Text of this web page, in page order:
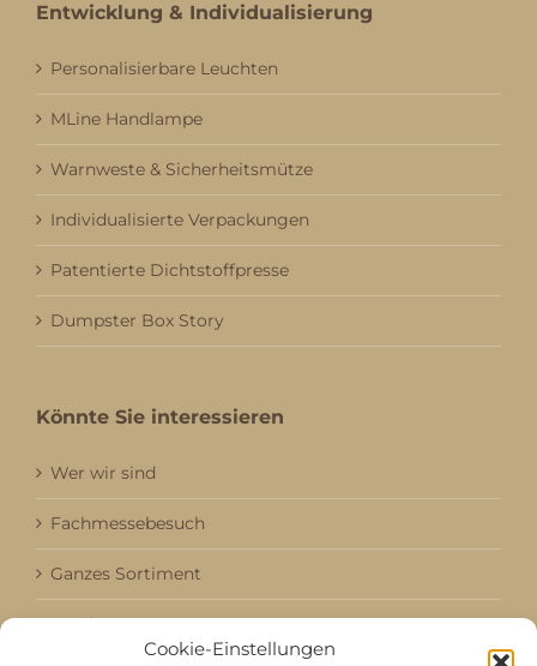
Cookie-Einstellungen
Entwicklung & Individualisierung
Personalisierbare Leuchten
MLine Handlampe
Warnweste & Sicherheitsmütze
Individualisierte Verpackungen
Patentierte Dichtstoffpresse
Dumpster Box Story
Könnte Sie interessieren
Wer wir sind
Fachmessebesuch
Ganzes Sortiment
Kataloge